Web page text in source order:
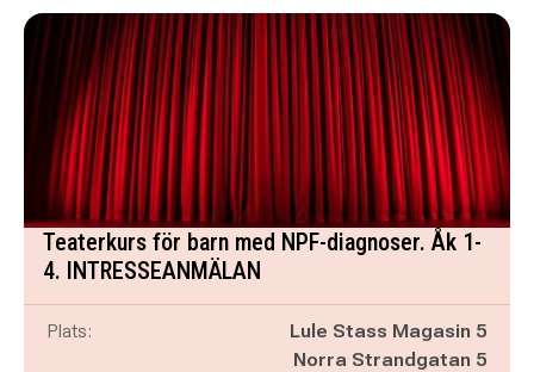
Teaterkurs för barn med NPF-diagnoser. Åk 1-
4. INTRESSEANMÄLAN
Plats:
Lule Stass Magasin 5
Norra Strandgatan 5